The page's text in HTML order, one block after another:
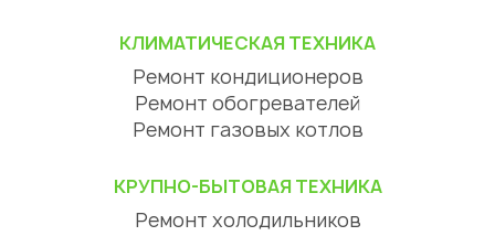
КЛИМАТИЧЕСКАЯ ТЕХНИКА
Ремонт кондиционеров
Ремонт обогревателей
Ремонт газовых котлов
КРУПНО-БЫТОВАЯ ТЕХНИКА
Ремонт холодильников